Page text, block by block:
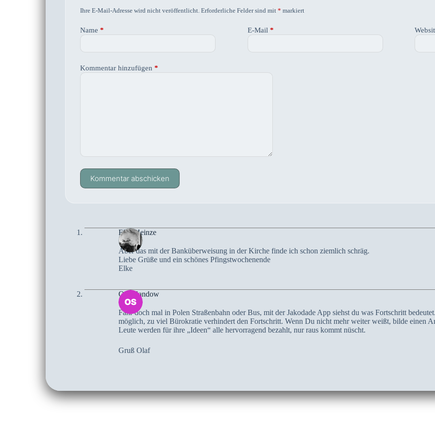
Ihre E-Mail-Adresse wird nicht veröffentlicht. Erforderliche Felder sind mit * markiert
Name * E-Mail*
Kommentar hinzufügen *
Kommentar abschicken
Elke Heinze
Aber das mit der Banküberweisung in der Kirche finde ich schon ziemlich schräg.
Liebe Grüße und ein schönes Pfingstwochenende
Elke
Olaf Sandow
Fahr doch mal in Polen Straßenbahn oder Bus, mit der Jakodade App siehst du was Fortschritt
möglich, zu viel Bürokratie verhindert den Fortschritt. Wenn Du nicht mehr weiter weißt, bilde einen
Leute werden für ihre „Ideen“ alle hervorragend bezahlt, nur raus kommt nüscht.
Gruß Olaf